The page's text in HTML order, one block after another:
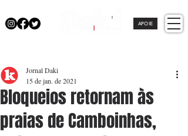
APOIE
Bloqueios retornam às
praias de Camboinhas,
Jornal Daki
15 de jan. de 2021